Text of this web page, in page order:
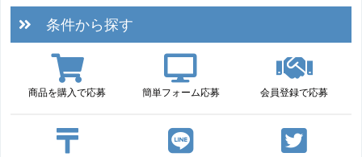
条件から探す
商品を購入で応募 簡単フォーム応募 会員登録で応募